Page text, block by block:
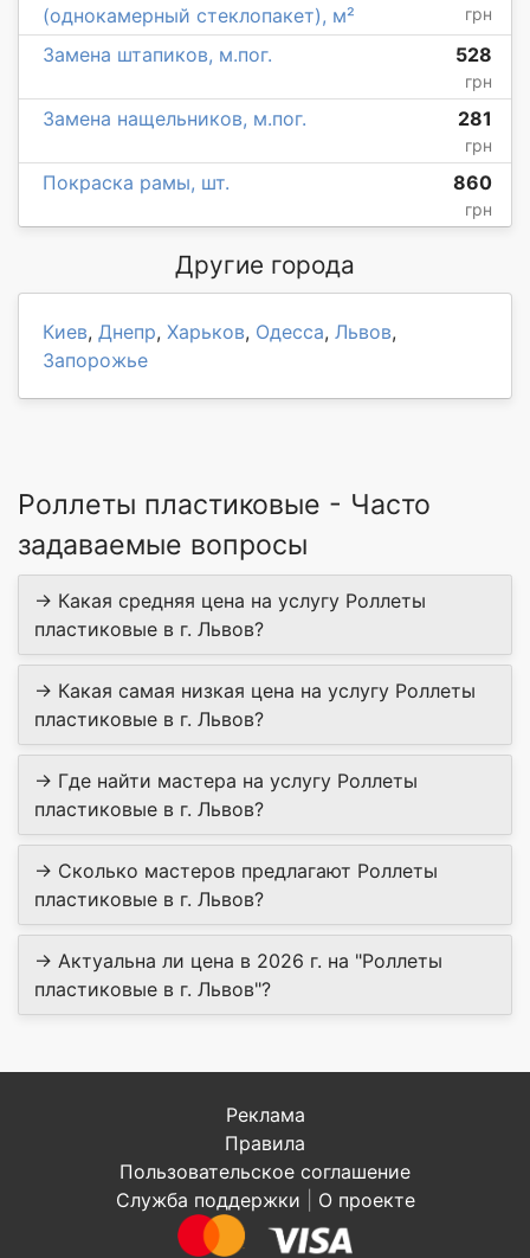
(однокамерный стеклопакет), м²
грн
Замена штапиков, м.пог. 528
грн
Замена нащельников, м.пог. 281
грн
Покраска рамы, шт. 860
грн
Другие города
Киев, Днепр, Харьков, Одесса, Львов,
Запорожье
Роллеты пластиковые - Часто
задаваемые вопросы
→ Какая средняя цена на услугу Роллеты
пластиковые в г. Львов?
→ Какая самая низкая цена на услугу Роллеты
пластиковые в г. Львов?
→ Где найти мастера на услугу Роллеты
пластиковые в г. Львов?
→ Сколько мастеров предлагают Роллеты
пластиковые в г. Львов?
→ Актуальна ли цена в 2026 г. на "Роллеты
пластиковые в г. Львов"?
Реклама
Правила
Пользовательское соглашение
Служба поддержки
О проекте